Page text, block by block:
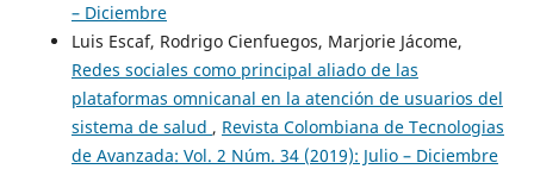
– Diciembre
Luis Escaf, Rodrigo Cienfuegos, Marjorie Jácome,
Redes sociales como principal aliado de las
plataformas omnicanal en la atención de usuarios del
sistema de salud , Revista Colombiana de Tecnologias
de Avanzada: Vol. 2 Núm. 34 (2019): Julio – Diciembre